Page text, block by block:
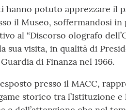
hanno potuto apprezzare il
il Museo, soffermandosi in
al “Discorso olografo
sua visita, in qualità di
di Finanza nel 1966.
presso il MACC,
storico tra l’Istituzione